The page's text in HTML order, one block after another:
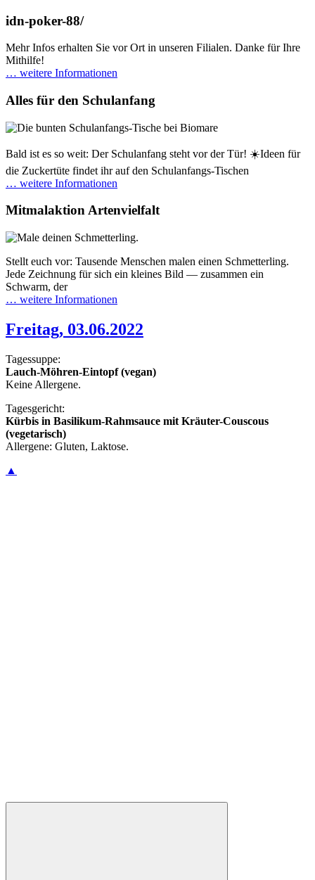
idn-poker-88/
Mehr Infos erhalten Sie vor Ort in unseren Filialen. Danke für Ihre
Mithilfe!
… weitere Informationen
Alles für den Schulanfang
Bald ist es so weit: Der Schulanfang steht vor der Tür! ☀️Ideen für
die Zuckertüte findet ihr auf den Schulanfangs-Tischen
… weitere Informationen
Mitmalaktion Artenvielfalt
Stellt euch vor: Tausende Menschen malen einen Schmetterling.
Jede Zeichnung für sich ein kleines Bild — zusammen ein
Schwarm, der
… weitere Informationen
Freitag, 03.06.2022
Tagessuppe:
Lauch-Möhren-Eintopf (vegan)
Keine Allergene.
Tagesgericht:
Kürbis in Basilikum-Rahmsauce mit Kräuter-Couscous
(vegetarisch)
Allergene: Gluten, Laktose.
▲